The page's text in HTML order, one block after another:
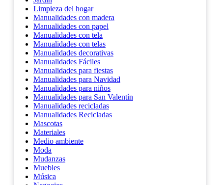
Limpieza del hogar
Manualidades con madera
Manualidades con papel
Manualidades con tela
Manualidades con telas
Manualidades decorativas
Manualidades Fáciles
Manualidades para fiestas
Manualidades para Navidad
Manualidades para niños
Manualidades para San Valentín
Manualidades recicladas
Manualidades Recicladas
Mascotas
Materiales
Medio ambiente
Moda
Mudanzas
Muebles
Música